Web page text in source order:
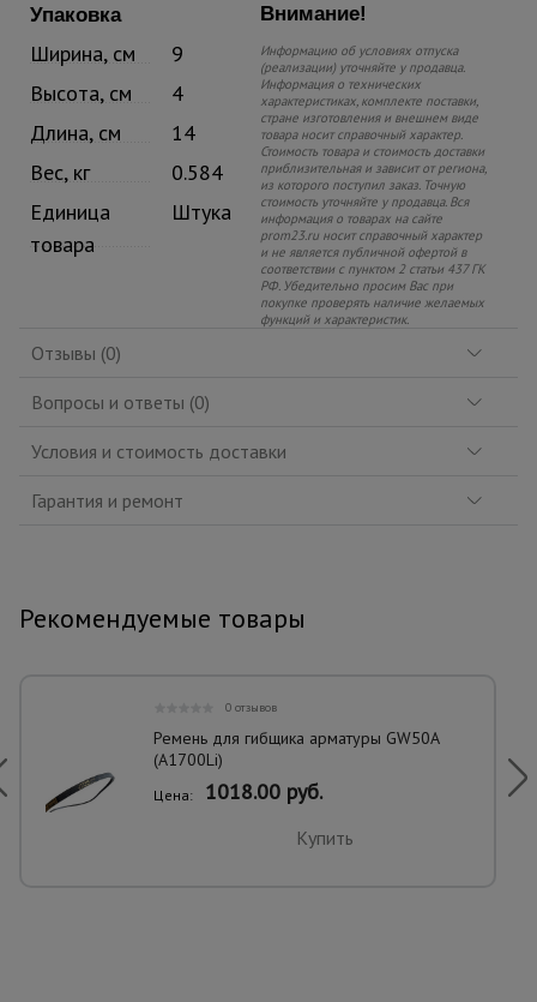
Упаковка
Ширина, см
9
Высота, см
4
Длина, см
14
Вес, кг
0.584
Единица
товара
Штука
Внимание!
Информацию об условиях отпуска
(реализации) уточняйте у продавца.
Информация о технических
характеристиках, комплекте поставки,
стране изготовления и внешнем виде
товара носит справочный характер.
Стоимость товара и стоимость доставки
приблизительная и зависит от региона,
из которого поступил заказ. Точную
стоимость уточняйте у продавца. Вся
информация о товарах на сайте
prom23.ru носит справочный характер
и не является публичной офертой в
соответствии с пунктом 2 статьи 437 ГК
РФ. Убедительно просим Вас при
покупке проверять наличие желаемых
функций и характеристик.
Отзывы (0)
Вопросы и ответы (0)
Условия и стоимость доставки
Гарантия и ремонт
Рекомендуемые товары
0 отзывов
Ремень для гибщика арматуры GW50A
(A1700Li)
Цена: 1018.00 руб.
Купить